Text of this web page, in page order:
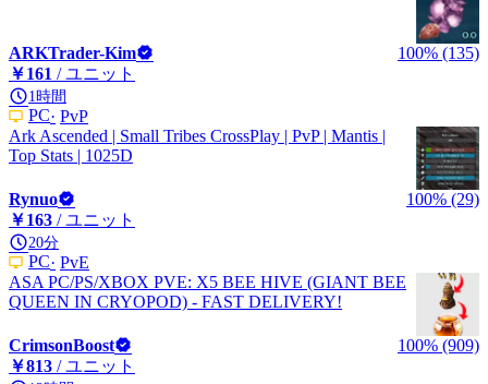
ARKTrader-Kim
100% (135)
￥161 / ユニット
1時間
PC PvP
Ark Ascended | Small Tribes CrossPlay | PvP | Mantis |
Top Stats | 1025D
Rynuo
100% (29)
￥163 / ユニット
20分
PC PvE
ASA PC/PS/XBOX PVE: X5 BEE HIVE (GIANT BEE
QUEEN IN CRYOPOD) - FAST DELIVERY!
CrimsonBoost
100% (909)
￥813 / ユニット